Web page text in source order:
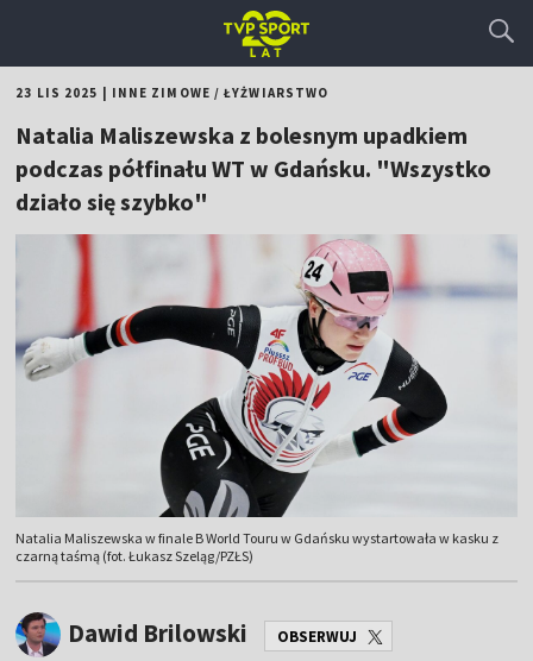
23 LIS 2025 INNE ZIMOWE /ŁYŻWIARSTWO
Natalia Maliszewska z bolesnym upadkiem
podczas półfinału WT w Gdańsku. "Wszystko
działo się szybko"
Natalia Maliszewska w finale B World Touru w Gdańsku wystartowała w kasku z
czarną taśmą (fot. Łukasz Szeląg/PZŁS)
Dawid Brilowski OBSERWUJ